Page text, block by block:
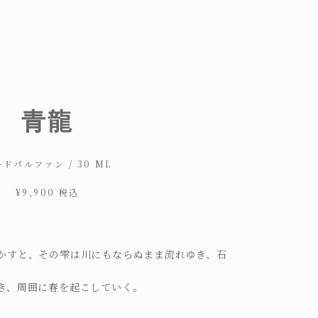
青龍
ドパルファン / 30 ML
¥9,900 税込
すと、その雫は川にもならぬまま流れゆき、石
周囲に春を起こしていく。